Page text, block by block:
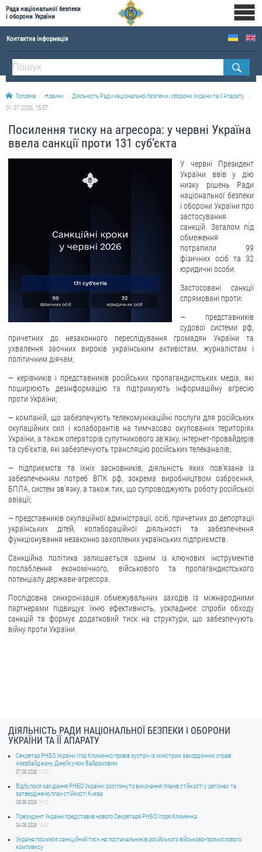
Рада національної безпеки
і оборони України
Контактна інформація
ПРО РНБОУ
Склад Ради національної безпеки і оборони України
Апарат Ради національної безпеки і оборони України
Історична довідка про діяльність Ради національної безпеки і оборони України
ОФІЦІЙНІ ДОКУМЕНТИ
Звернення громадян
Електронне звернення
ДОСТУП ДО ПУБЛІЧНОЇ ІНФОРМАЦІЇ
Запит на отримання публічної інформації
Облік публічної інформації
Питання запобігання корупції
Публічні закупівлі
Внутрішній аудит
ДЕРЖАВНИЙ РЕЄСТР САНКЦІЙ
Головна Новини
Діяльність Ради національної безпеки і оборони України та її Апарату
01.07.2026, 15:57
Посилення тиску на агресора: у червні Україна
ввела санкції проти 131 суб’єкта
У червні Президент
України ввів у дію
низку рішень Ради
національної безпеки
і оборони України про
застосування
санкцій. Загалом під
обмеження
потрапили 99
фізичних осіб та 32
юридичні особи.
Застосовані санкції
спрямовані проти:
— представників
судової системи рф,
причетних до незаконного переслідування громадян України та
ухвалення заочних вироків українським активістам, журналістам і
політичним діячам;
— керівників і представників російських пропагандистських медіа, які
поширюють дезінформацію та підтримують інформаційну агресію
проти України;
— компаній, що забезпечують телекомунікаційні послуги для російських
окупаційних сил і колаборантів на тимчасово окупованих територіях
України, а також операторів супутникового зв’язку, інтернет-провайдерів
та суб’єктів, які забезпечують трансляцію російських телеканалів;
— підприємств та їхніх засновників, діяльність яких пов’язана із
забезпеченням потреб ВПК рф, зокрема виробництвом озброєння,
БПЛА, систем зв’язку, а також тих, що супроводжують роботу російської
авіації;
— представників окупаційної адміністрації, осіб, причетних до депортації
українських дітей, колабораційної діяльності та забезпечення
функціонування незаконно захоплених українських підприємств.
Санкційна політика залишається одним із ключових інструментів
послаблення економічного, військового та пропагандистського
потенціалу держави-агресора.
Послідовна синхронізація обмежувальних заходів із міжнародними
партнерами підвищує їхню ефективність, ускладнює спроби обходу
санкцій та формує додатковий тиск на структури, що забезпечують
війну проти України.
ДІЯЛЬНІСТЬ РАДИ НАЦІОНАЛЬНОЇ БЕЗПЕКИ І ОБОРОНИ
УКРАЇНИ ТА ЇЇ АПАРАТУ
Секретар РНБО України Ігор Клименко провів зустріч із міністром закордонних справ
Азербайджану Джейхуном Байрамовим
07.08.2026 10:03
Відбулося засідання РНБО України: розглянуто виконання планів стійкості у регіонах та
затверджено план стійкості Києва
05.08.2026 19:52
Президент України представив нового Секретаря РНБО Ігоря Клименка
04.08.2026 18:40
Україна посилює санкційний тиск на постачальників російського військово-промислового
комплексу